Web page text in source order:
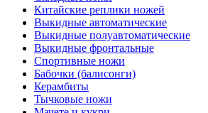
Китайские реплики ножей
Выкидные автоматические
Выкидные полуавтоматические
Выкидные фронтальные
Спортивные ножи
Бабочки (балисонги)
Керамбиты
Тычковые ножи